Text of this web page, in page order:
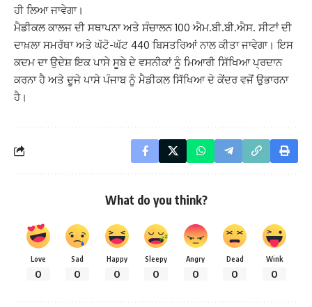
ਹੀ ਲਿਆ ਜਾਵੇਗਾ।
ਮੈਡੀਕਲ ਕਾਲਜ ਦੀ ਸਥਾਪਨਾ ਅਤੇ ਸੰਚਾਲਨ 100 ਐਮ.ਬੀ.ਬੀ.ਐਸ. ਸੀਟਾਂ ਦੀ
ਦਾਖ਼ਲਾ ਸਮਰੱਥਾ ਅਤੇ ਘੱਟੋ-ਘੱਟ 440 ਬਿਸਤਰਿਆਂ ਨਾਲ ਕੀਤਾ ਜਾਵੇਗਾ। ਇਸ
ਕਦਮ ਦਾ ਉਦੇਸ਼ ਇਕ ਪਾਸੇ ਸੂਬੇ ਦੇ ਵਸਨੀਕਾਂ ਨੂੰ ਮਿਆਰੀ ਸਿੱਖਿਆ ਪ੍ਰਦਾਨ
ਕਰਨਾ ਹੈ ਅਤੇ ਦੂਜੇ ਪਾਸੇ ਪੰਜਾਬ ਨੂੰ ਮੈਡੀਕਲ ਸਿੱਖਿਆ ਦੇ ਕੇਂਦਰ ਵਜੋਂ ਉਭਾਰਨਾ
ਹੈ।
What do you think?
Love
0
Sad
0
Happy
0
Sleepy
0
Angry
0
Dead
0
Wink
0